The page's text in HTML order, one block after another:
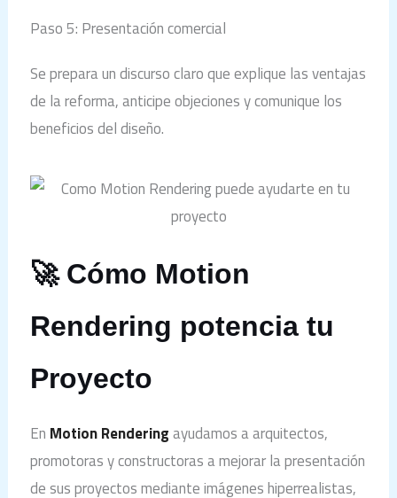
Paso 5: Presentación comercial
Se prepara un discurso claro que explique las ventajas
de la reforma, anticipe objeciones y comunique los
beneficios del diseño.
🚀 Cómo Motion
Rendering potencia tu
Proyecto
En Motion Renderingayudamos a arquitectos,
promotoras y constructoras a mejorar la presentación
de sus proyectos mediante imágenes hiperrealistas,